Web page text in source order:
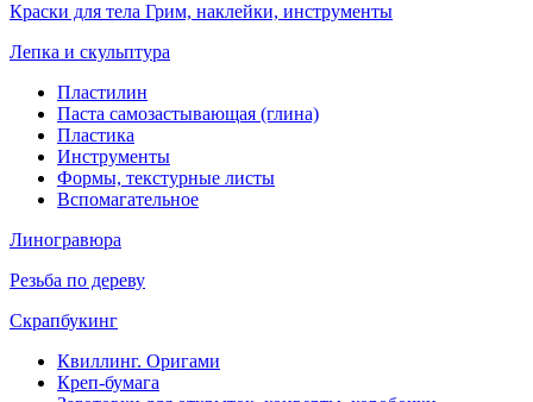
Краски для тела Грим, наклейки, инструменты
Лепка и скульптура
Пластилин
Паста самозастывающая (глина)
Пластика
Инструменты
Формы, текстурные листы
Вспомагательное
Линогравюра
Резьба по дереву
Скрапбукинг
Квиллинг. Оригами
Креп-бумага